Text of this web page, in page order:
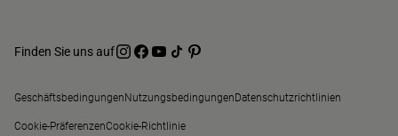
Finden Sie uns auf
Geschäftsbedingungen NutzungsbedingungenDatenschutzrichtlinien
Cookie-PräferenzenCookie-Richtlinie